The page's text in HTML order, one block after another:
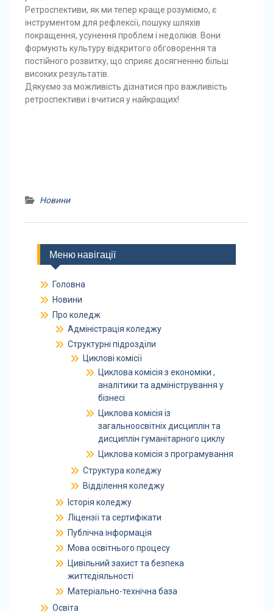
Ретроспективи, як ми тепер краще розуміємо, є
інструментом для рефлексії, пошуку шляхів
покращення, усунення проблем і недоліків. Вони
формують культуру відкритого обговорення та
постійного розвитку, що сприяє досягненню більш
високих результатів.
Дякуємо за можливість дізнатися про важливість
ретроспективи і вчитися у найкращих!
Новини
Меню навігації
Головна
Новини
Про коледж
Адміністрація коледжу
Структурні підрозділи
Циклові комісії
Циклова комісія з економіки ,
аналітики та адміністрування у
бізнесі
Циклова комісія із
загальноосвітніх дисциплін та
дисциплін гуманітарного циклу
Циклова комісія з програмування
Структура коледжу
Відділення коледжу
Історія коледжу
Ліцензії та сертифікати
Публічна інформація
Мова освітнього процесу
Цивільний захист та безпека
життєдіяльності
Матеріально-технічна база
Освіта